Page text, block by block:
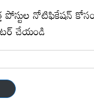
నోటిఫికేషన్
చేయండి